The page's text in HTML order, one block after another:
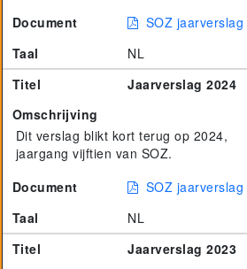
Project GiVEN
Document
SOZ
Taal
NL
Titel
Jaarverslag 2024
Omschrijving
Dit verslag blikt kort terug op 2024,
jaargang vijftien van SOZ.
Document
SOZ
Taal
NL
Titel
Jaarverslag 2023